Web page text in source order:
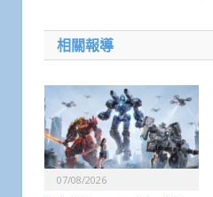
相關報導
07/08/2026